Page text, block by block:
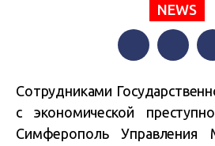
NEWS
Сотрудниками
с экономической
Симферополь